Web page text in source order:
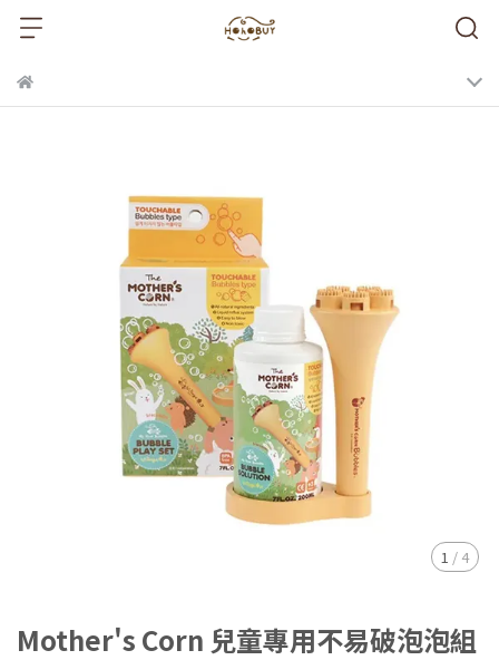
1 / 4
Mother's Corn 兒童專用不易破泡泡組